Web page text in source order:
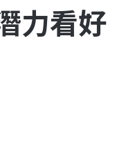
力看好